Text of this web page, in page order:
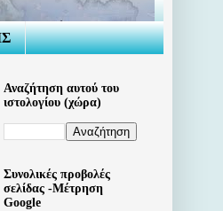
Αναζήτηση αυτού του
ιστολογίου (χώρα)
Συνολικές προβολές
σελίδας -Μέτρηση
Google